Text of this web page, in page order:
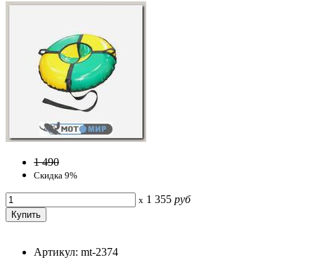
1 490
Скидка 9%
x 1 355 руб
Артикул: mt-2374